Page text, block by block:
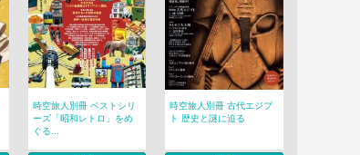
時空旅人別冊 ベストシリ
ーズ「昭和レトロ」をめ
ぐる...
時空旅人別冊 古代エジプ
ト 歴史と謎に迫る